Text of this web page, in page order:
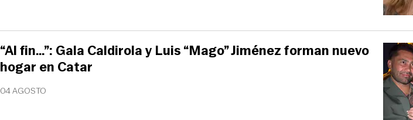
04 AGOSTO
“Al fin…”: Gala Caldirola y Luis “Mago” Jiménez forman nuevo
hogar en Catar